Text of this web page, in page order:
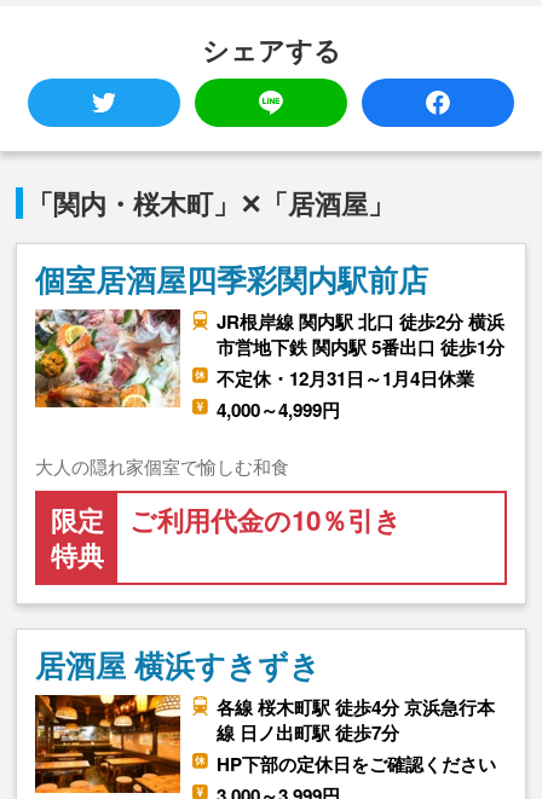
シェアする
「関内・桜木町」✕「居酒屋」
個室居酒屋四季彩関内駅前店
JR根岸線 関内駅 北口 徒歩2分 横浜
市営地下鉄 関内駅 5番出口 徒歩1分
不定休・12月31日～1月4日休業
4,000～4,999円
大人の隠れ家個室で愉しむ和食
限定
特典
ご利用代金の10％引き
居酒屋 横浜すきずき
各線 桜木町駅 徒歩4分 京浜急行本
線 日ノ出町駅 徒歩7分
HP下部の定休日をご確認ください